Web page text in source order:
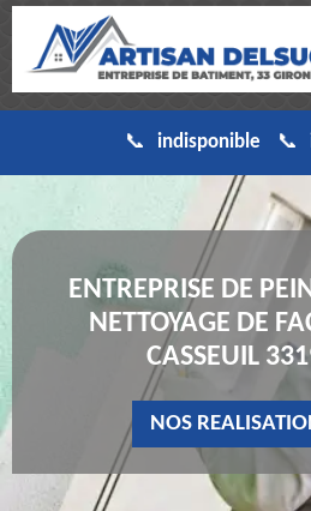
indisponible
ENTREPRISE DE
NETTOYAGE DE
CASSEUIL
NOS